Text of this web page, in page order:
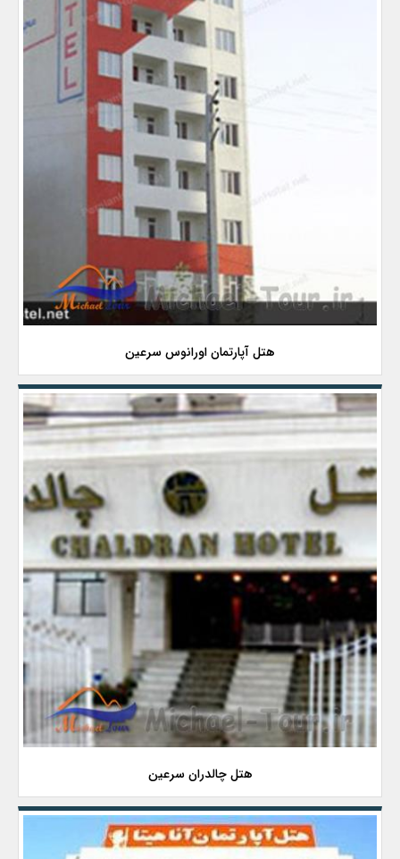
هتل آپارتمان اورانوس سرعین
هتل چالدران سرعین